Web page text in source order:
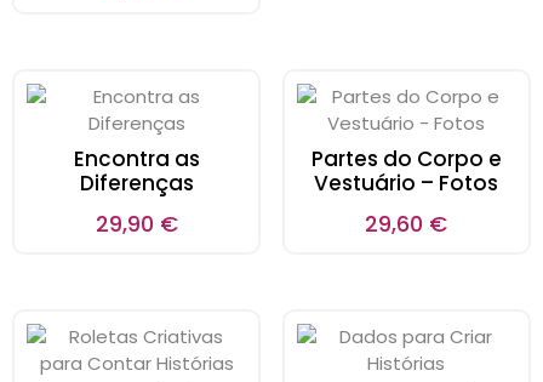
Encontra as
Diferenças
29,90 €
Partes do Corpo e
Vestuário – Fotos
29,60 €